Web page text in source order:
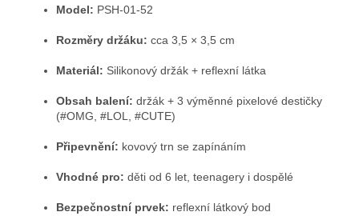
Model: PSH-01-52
Rozměry držáku: cca 3,5 × 3,5 cm
Materiál: Silikonový držák + reflexní látka
Obsah balení: držák + 3 výměnné pixelové destičky
(#OMG, #LOL, #CUTE)
Připevnění: kovový trn se zapínáním
Vhodné pro: děti od 6 let, teenagery i dospělé
Bezpečnostní prvek: reflexní látkový bod